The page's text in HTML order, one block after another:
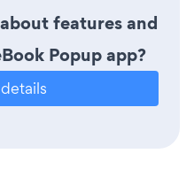
features and
Popup app?